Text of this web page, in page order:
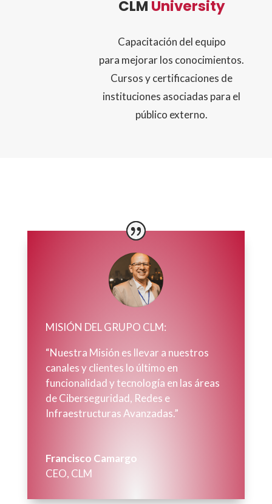
CLM University
Capacitación del equipo
para mejorar los conocimientos.
Cursos y certificaciones de
instituciones asociadas para el
público externo.
MISIÓN DEL GRUPO CLM:
“Nuestra Misión es llevar a nuestros
canales y clientes lo último en
funcionalidad y tecnología en las áreas
de Ciberseguridad, Redes e
Infraestructuras Avanzadas.”
Francisco Camargo
CEO, CLM